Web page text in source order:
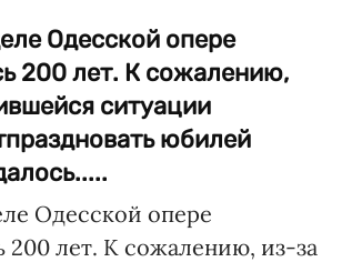
Одесской опере
200 лет. К сожалению,
ситуации
юбилей
Одесской опере
200 лет. К сожалению, из-за